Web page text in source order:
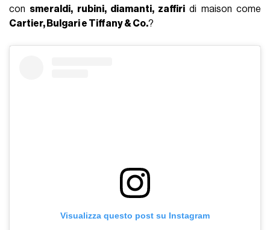
con smeraldi, rubini, diamanti, zaffiri di maison come
Cartier, Bulgari e Tiffany & Co.?
Visualizza questo post su Instagram